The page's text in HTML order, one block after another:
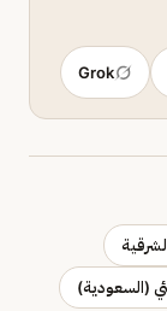
Grok
(السعودية)